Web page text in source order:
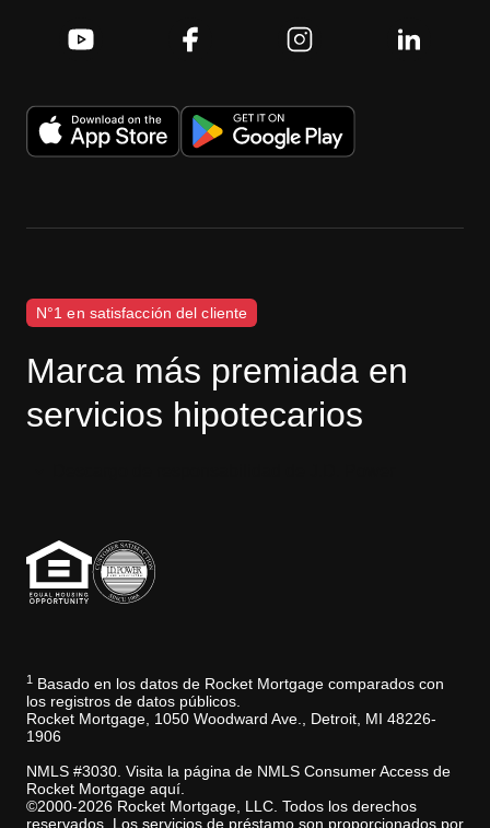
N°1 en satisfacción del cliente
Marca más premiada en
servicios hipotecarios
1
Basado en los datos de Rocket Mortgage comparados con
los registros de datos públicos.
Rocket Mortgage, 1050 Woodward Ave., Detroit, MI 48226-
1906
NMLS #3030. Visita la página de NMLS Consumer Access de
Rocket Mortgage aquí.
©2000-2026 Rocket Mortgage, LLC. Todos los derechos
reservados. Los servicios de préstamo son proporcionados por